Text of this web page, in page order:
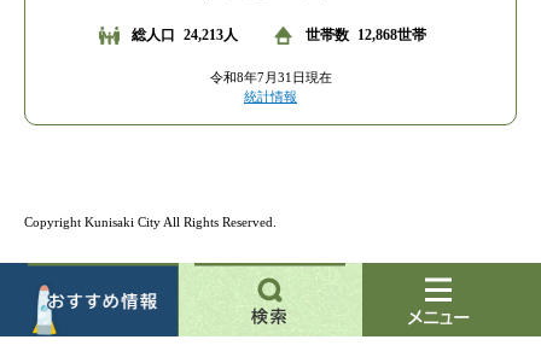
総人口 24,213人 世帯数 12,868世帯
令和8年7月31日現在
統計情報
Copyright Kunisaki City All Rights Reserved.